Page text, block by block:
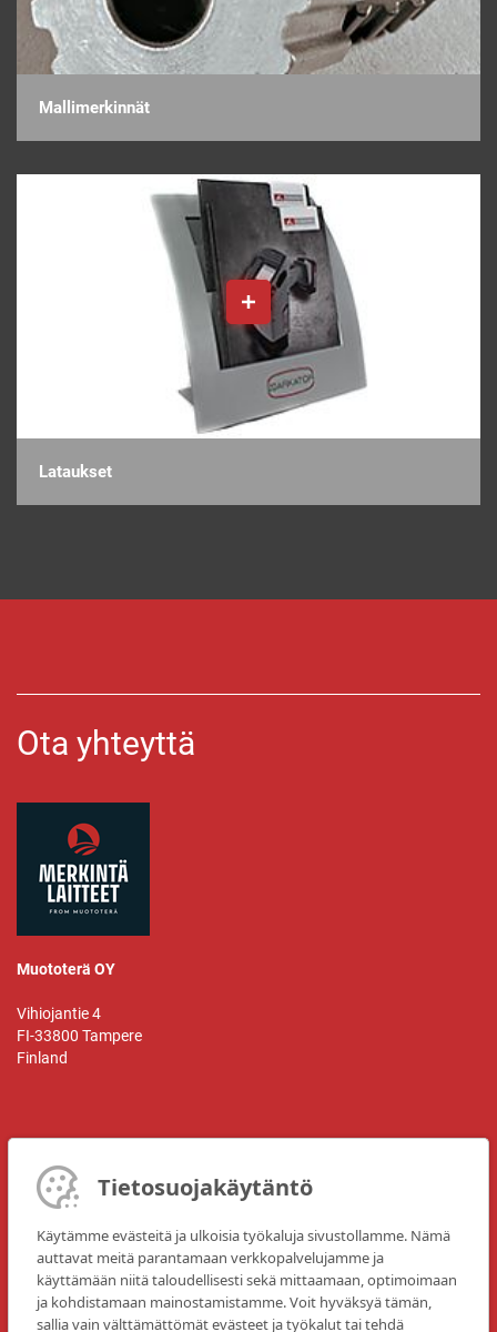
Mallimerkinnät
Lataukset
Ota yhteyttä
Muototerä OY
Vihiojantie 4
FI-33800 Tampere
Finland
Mr. Mikko Jaakola
Puh. nro: +358 3 225 4300
Fax: +358 3 225 4333
Sähköposti:info@muototera.fi
Kotisivu:www.merkintalaitteet.com
Tietosuojakäytäntö
Käytämme evästeitä ja ulkoisia työkaluja sivustollamme. Nämä
auttavat meitä parantamaan verkkopalvelujamme ja
käyttämään niitä taloudellisesti sekä mittaamaan, optimoimaan
ja kohdistamaan mainostamistamme. Voit hyväksyä tämän,
sallia vain välttämättömät evästeet ja työkalut tai tehdä